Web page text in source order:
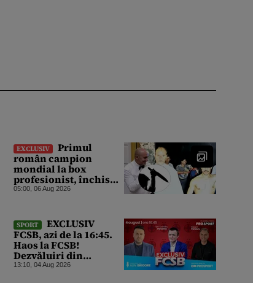
EXCLUSIV
Primul
român campion
mondial la box
profesionist, închis
pentru tentativă de
interlop periculos
05:00, 06 Aug 2026
SPORT
EXCLUSIV
FCSB, azi de la 16:45.
Haos la FCSB!
Dezvăluiri din
vestiarul roș-
13:10, 04 Aug 2026